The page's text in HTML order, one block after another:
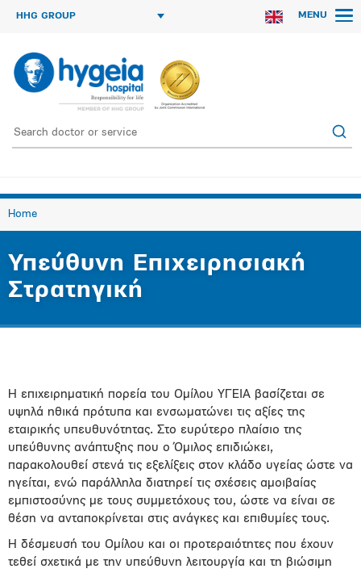
HHG GROUP MENU
Home
Υπεύθυνη Επιχειρησιακή
Στρατηγική
Η επιχειρηματική πορεία του Ομίλου ΥΓΕΙΑ βασίζεται σε
υψηλά ηθικά πρότυπα και ενσωματώνει τις αξίες της
εταιρικής υπευθυνότητας. Στο ευρύτερο πλαίσιο της
υπεύθυνης ανάπτυξης που ο Όμιλος επιδιώκει,
παρακολουθεί στενά τις εξελίξεις στον κλάδο υγείας ώστε να
ηγείται, ενώ παράλληλα διατηρεί τις σχέσεις αμοιβαίας
εμπιστοσύνης με τους συμμετόχους του, ώστε να είναι σε
θέση να ανταποκρίνεται στις ανάγκες και επιθυμίες τους.
Η δέσμευσή του Ομίλου και οι προτεραιότητες που έχουν
τεθεί σχετικά με την υπεύθυνη λειτουργία και τη βιώσιμη